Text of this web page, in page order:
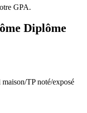
GPA.
Diplôme
TP noté/exposé